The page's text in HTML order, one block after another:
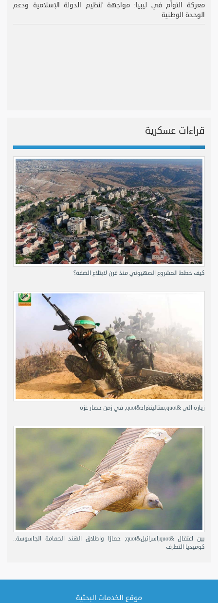
معركة التوأم في ليبيا: مواجهة تنظيم الدولة الإسلامية ودعم
الوحدة الوطنية
قراءات عسكرية
كيف خطط المشروع الصهيوني منذ قرن لابتلاع الضفة؟
زيارة الى &quot;ستالينغراد&quot; في زمن حصار غزة
بين اعتقال &quot;اسرائيل&quot; حمارًا واطلاق الهند الحمامة الجاسوسة..
كوميديا التطرف
موقع الخدمات البحثية